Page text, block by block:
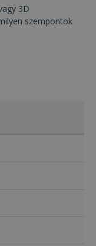
3D
szempontok